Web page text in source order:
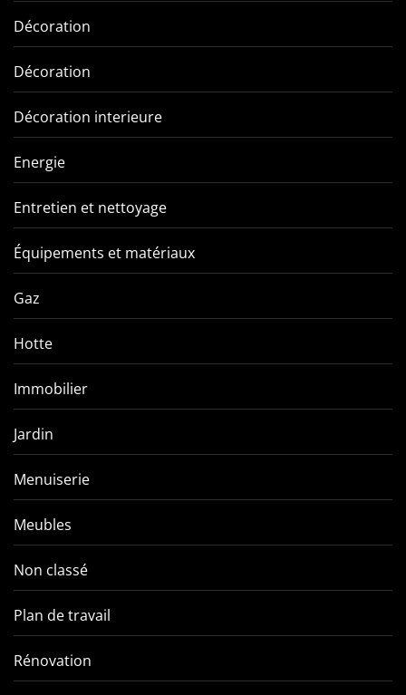
Décoration
Décoration
Décoration interieure
Energie
Entretien et nettoyage
Équipements et matériaux
Gaz
Hotte
Immobilier
Jardin
Menuiserie
Meubles
Non classé
Plan de travail
Rénovation